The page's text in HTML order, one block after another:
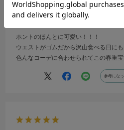
体型:ふつう 靴のサイズ:
都道府県:
愛知県
ホントのほんとに可愛い！！！
ウエストがゴムだから沢山食べる日に
色んなコーデに合わせられてこの春重
参考にな